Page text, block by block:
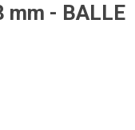
mm - BALLE